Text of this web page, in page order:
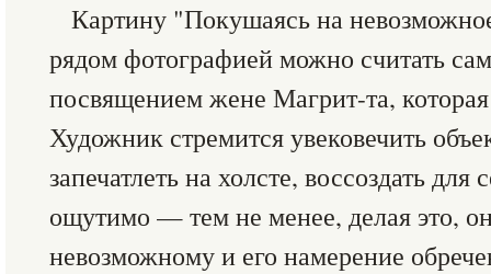
Картину "Покушаясь на
рядом фотографией можно считать
посвящением жене Магрит-та,
Художник стремится увековечить
запечатлеть на холсте, воссоздать
ощутимо — тем не менее, делая это,
невозможному и его намерение